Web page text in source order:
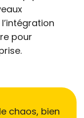
pour
chaos, bien